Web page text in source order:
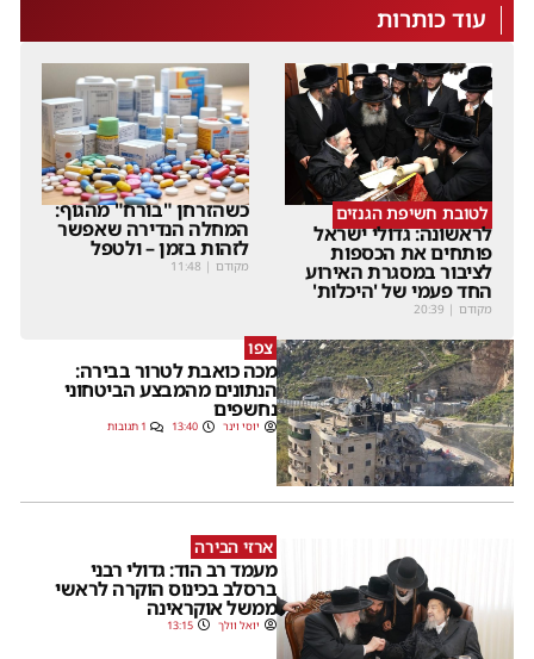
עוד כותרות
לטובת חשיפת הגנזים
לראשונה: גדולי ישראל
פותחים את הכספות
לציבור במסגרת האירוע
החד פעמי של 'היכלות'
מקודם |
20:39
כשהזרחן "בורח" מהגוף:
המחלה הנדירה שאפשר
לזהות בזמן – ולטפל
מקודם |
11:48
צפו
מכה כואבת לטרור בבירה:
הנתונים מהמבצע הביטחוני
נחשפים
יוסי וינר 13:40 1 תגובות
ארזי הבירה
מעמד רב הוד: גדולי רבני
ברסלב בכינוס הוקרה לראשי
ממשל אוקראינה
יואל וולך 13:15